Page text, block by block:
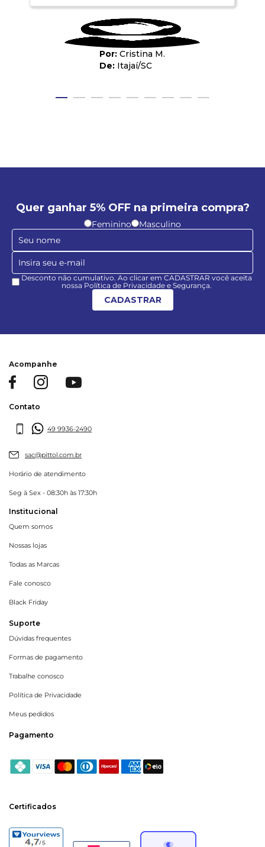
Cristina M.
Itajaí/SC
Quer ganhar 5% OFF na primeira compra?
Feminino Masculino
Desconto não cumulativo. Ao clicar em CADASTRAR você aceita
nossa Política de Privacidade e Segurança.
CADASTRAR
Acompanhe
Contato
49 9936-2490
sac@pittol.com.br
Horário de atendimento
Seg à Sex - 08:30h às 17:30h
Institucional
Quem somos
Nossas lojas
Todas as Marcas
Fale conosco
Black Friday
Suporte
Dúvidas frequentes
Formas de pagamento
Trabalhe conosco
Política de Privacidade
Meus pedidos
Pagamento
Certificados